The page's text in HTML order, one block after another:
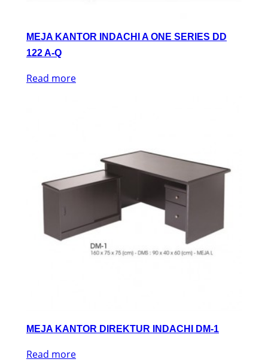
MEJA KANTOR INDACHI A ONE SERIES DD
122 A-Q
Read more
MEJA KANTOR DIREKTUR INDACHI DM-1
Read more